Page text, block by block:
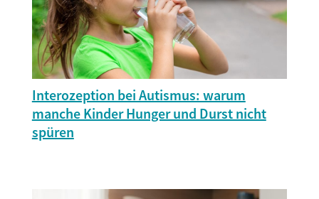
Interozeption bei Autismus: warum
manche Kinder Hunger und Durst nicht
spüren